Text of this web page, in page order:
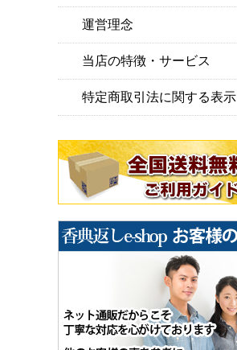
運営理念
当店の特徴・サービス
特定商取引法に関する表示